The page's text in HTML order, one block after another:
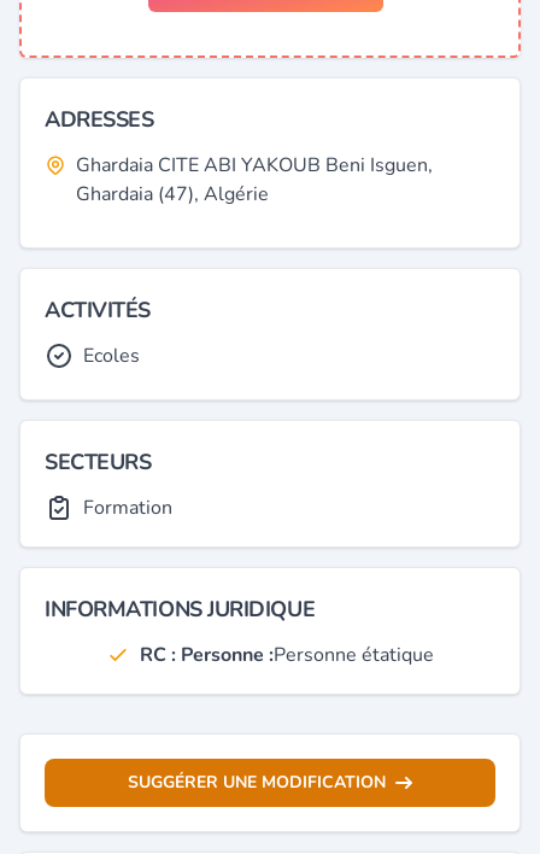
ADRESSES
Ghardaia CITE ABI YAKOUB Beni Isguen,
Ghardaia (47), Algérie
ACTIVITÉS
Ecoles
SECTEURS
Formation
INFORMATIONS JURIDIQUE
RC : Personne :Personne étatique
SUGGÉRER UNE MODIFICATION